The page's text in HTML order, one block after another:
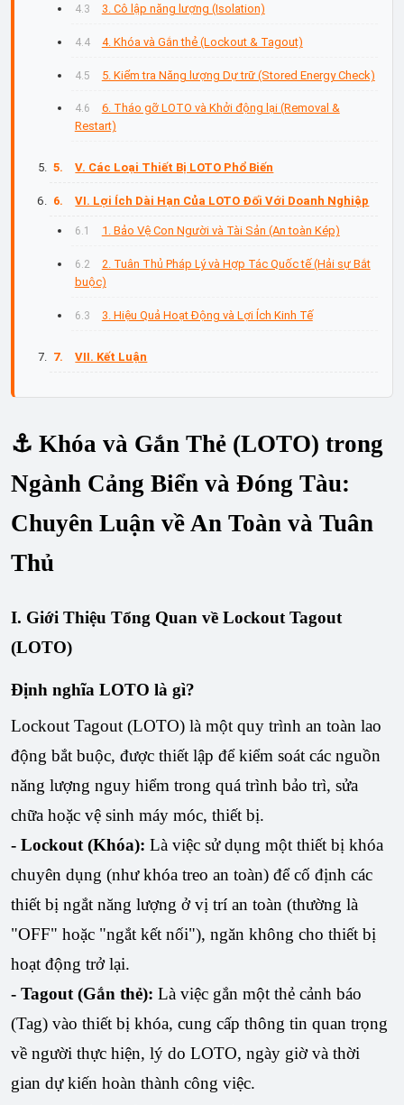
3. Cô lập năng lượng (Isolation)
4. Khóa và Gắn thẻ (Lockout & Tagout)
5. Kiểm tra Năng lượng Dự trữ (Stored Energy Check)
6. Tháo gỡ LOTO và Khởi động lại (Removal &
Restart)
V. Các Loại Thiết Bị LOTO Phổ Biến
VI. Lợi Ích Dài Hạn Của LOTO Đối Với Doanh Nghiệp
1. Bảo Vệ Con Người và Tài Sản (An toàn Kép)
2. Tuân Thủ Pháp Lý và Hợp Tác Quốc tế (Hải sự Bắt
buộc)
3. Hiệu Quả Hoạt Động và Lợi Ích Kinh Tế
VII. Kết Luận
⚓ Khóa và Gắn Thẻ (LOTO) trong
Ngành Cảng Biển và Đóng Tàu:
Chuyên Luận về An Toàn và Tuân
Thủ
I. Giới Thiệu Tổng Quan về Lockout Tagout
(LOTO)
Định nghĩa LOTO là gì?
Lockout Tagout (LOTO) là một quy trình an toàn lao
động bắt buộc, được thiết lập để kiểm soát các nguồn
năng lượng nguy hiểm trong quá trình bảo trì, sửa
chữa hoặc vệ sinh máy móc, thiết bị.
- Lockout (Khóa): Là việc sử dụng một thiết bị khóa
chuyên dụng (như khóa treo an toàn) để cố định các
thiết bị ngắt năng lượng ở vị trí an toàn (thường là
"OFF" hoặc "ngắt kết nối"), ngăn không cho thiết bị
hoạt động trở lại.
- Tagout (Gắn thẻ): Là việc gắn một thẻ cảnh báo
(Tag) vào thiết bị khóa, cung cấp thông tin quan trọng
về người thực hiện, lý do LOTO, ngày giờ và thời
gian dự kiến hoàn thành công việc.